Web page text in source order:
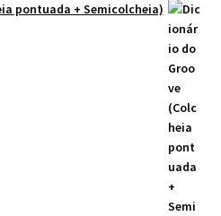
pontuada + Semicolcheia)